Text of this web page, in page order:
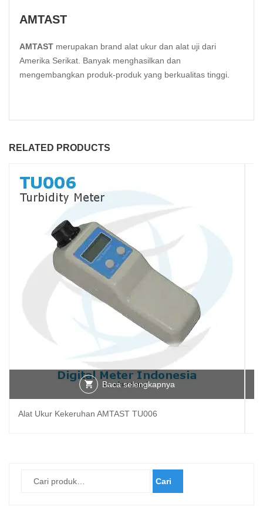
AMTAST
AMTAST merupakan brand alat ukur dan alat uji dari
Amerika Serikat. Banyak menghasilkan dan
mengembangkan produk-produk yang berkualitas tinggi.
RELATED PRODUCTS
Baca selengkapnya
Alat Ukur Kekeruhan AMTAST TU006
Cari